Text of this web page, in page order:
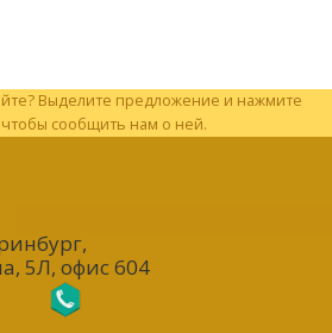
Выделите предложение и нажмите
чтобы сообщить нам о ней.
,
5Л, офис 604